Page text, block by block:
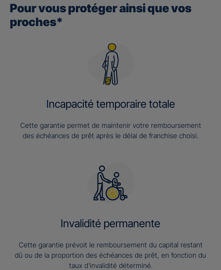
Pour vous protéger ainsi que vos
proches*
Incapacité temporaire totale
Cette garantie permet de maintenir votre remboursement
des échéances de prêt après le délai de franchise choisi.
Invalidité permanente
Cette garantie prévoit le remboursement du capital restant
dû ou de la proportion des échéances de prêt, en fonction du
taux d’invalidité déterminé.